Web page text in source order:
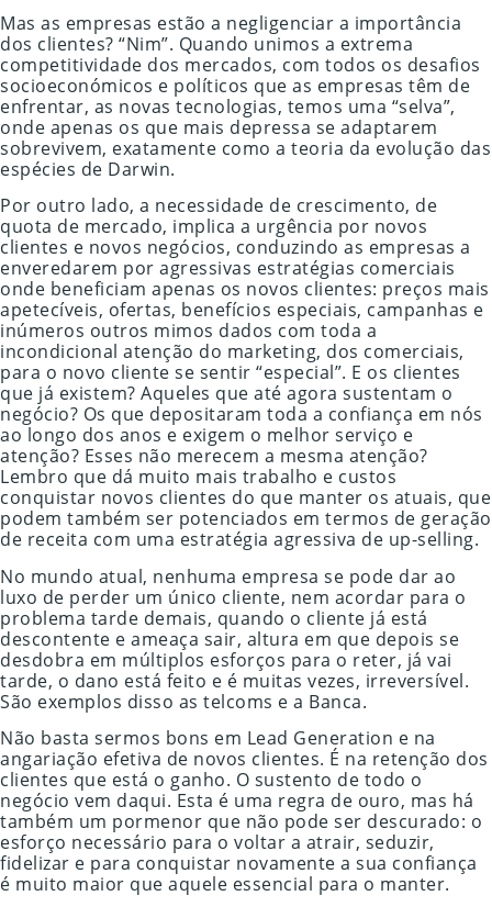
Mas as empresas estão a negligenciar a importância
dos clientes? “Nim”. Quando unimos a extrema
competitividade dos mercados, com todos os desafios
socioeconómicos e políticos que as empresas têm de
enfrentar, as novas tecnologias, temos uma “selva”,
onde apenas os que mais depressa se adaptarem
sobrevivem, exatamente como a teoria da evolução das
espécies de Darwin.
Por outro lado, a necessidade de crescimento, de
quota de mercado, implica a urgência por novos
clientes e novos negócios, conduzindo as empresas a
enveredarem por agressivas estratégias comerciais
onde beneficiam apenas os novos clientes: preços mais
apetecíveis, ofertas, benefícios especiais, campanhas e
inúmeros outros mimos dados com toda a
incondicional atenção do marketing, dos comerciais,
para o novo cliente se sentir “especial”. E os clientes
que já existem? Aqueles que até agora sustentam o
negócio? Os que depositaram toda a confiança em nós
ao longo dos anos e exigem o melhor serviço e
atenção? Esses não merecem a mesma atenção?
Lembro que dá muito mais trabalho e custos
conquistar novos clientes do que manter os atuais, que
podem também ser potenciados em termos de geração
de receita com uma estratégia agressiva de up-selling.
No mundo atual, nenhuma empresa se pode dar ao
luxo de perder um único cliente, nem acordar para o
problema tarde demais, quando o cliente já está
descontente e ameaça sair, altura em que depois se
desdobra em múltiplos esforços para o reter, já vai
tarde, o dano está feito e é muitas vezes, irreversível.
São exemplos disso as telcoms e a Banca.
Não basta sermos bons em Lead Generation e na
angariação efetiva de novos clientes. É na retenção dos
clientes que está o ganho. O sustento de todo o
negócio vem daqui. Esta é uma regra de ouro, mas há
também um pormenor que não pode ser descurado: o
esforço necessário para o voltar a atrair, seduzir,
fidelizar e para conquistar novamente a sua confiança
é muito maior que aquele essencial para o manter.